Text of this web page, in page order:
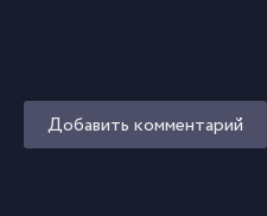
Добавить комментарий